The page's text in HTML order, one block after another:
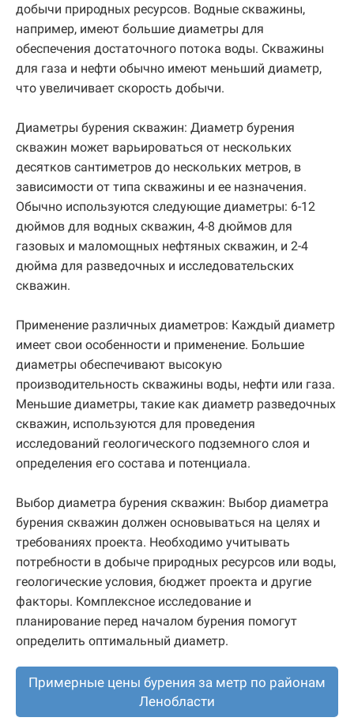
добычи природных ресурсов. Водные скважины,
например, имеют большие диаметры для
обеспечения достаточного потока воды. Скважины
для газа и нефти обычно имеют меньший диаметр,
что увеличивает скорость добычи.
Диаметры бурения скважин: Диаметр бурения
скважин может варьироваться от нескольких
десятков сантиметров до нескольких метров, в
зависимости от типа скважины и ее назначения.
Обычно используются следующие диаметры: 6-12
дюймов для водных скважин, 4-8 дюймов для
газовых и маломощных нефтяных скважин, и 2-4
дюйма для разведочных и исследовательских
скважин.
Применение различных диаметров: Каждый диаметр
имеет свои особенности и применение. Большие
диаметры обеспечивают высокую
производительность скважины воды, нефти или газа.
Меньшие диаметры, такие как диаметр разведочных
скважин, используются для проведения
исследований геологического подземного слоя и
определения его состава и потенциала.
Выбор диаметра бурения скважин: Выбор диаметра
бурения скважин должен основываться на целях и
требованиях проекта. Необходимо учитывать
потребности в добыче природных ресурсов или воды,
геологические условия, бюджет проекта и другие
факторы. Комплексное исследование и
планирование перед началом бурения помогут
определить оптимальный диаметр.
Примерные цены бурения за метр по районам
Ленобласти